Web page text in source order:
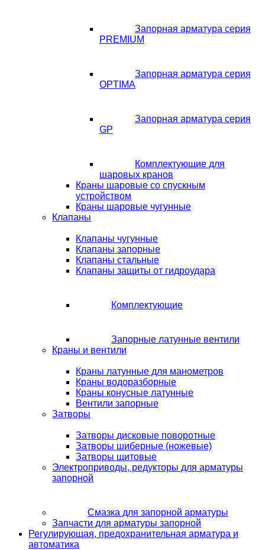
Запорная арматура серия
PREMIUM
Запорная арматура серия
OPTIMA
Запорная арматура серия
GP
Комплектующие для
шаровых кранов
Краны шаровые со спускным
устройством
Краны шаровые чугунные
Клапаны
Клапаны чугунные
Клапаны запорные
Клапаны стальные
Клапаны защиты от гидроудара
Комплектующие
Запорные латунные вентили
Краны и вентили
Краны латунные для манометров
Краны водоразборные
Краны конусные латунные
Вентили запорные
Затворы
Затворы дисковые поворотные
Затворы шиберные (ножевые)
Затворы щитовые
Электроприводы, редукторы для арматуры
запорной
Смазка для запорной арматуры
Запчасти для арматуры запорной
Регулирующая, предохранительная арматура и
автоматика